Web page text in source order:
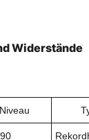
Widerstände
Niveau